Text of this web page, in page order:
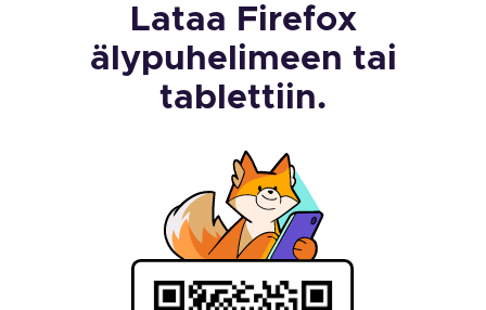
Lataa Firefox
älypuhelimeen tai
tablettiin.